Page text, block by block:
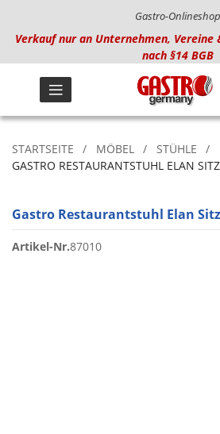
Gastro-Onlineshop
Verkauf nur an Unternehmen,
nach §14 BGB
STARTSEITE MÖBEL STÜHLE
GASTRO RESTAURANTSTUHL ELAN
Gastro Restaurantstuhl Elan
Artikel-Nr.87010